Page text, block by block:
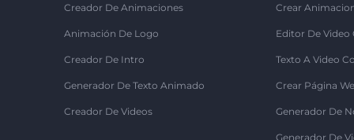
Creador De Animaciones
Animación De Logo
Creador De Intro
Generador De Texto Animado
Creador De Videos
Crear
Editor De Video
Texto A Video
Crear Página
Generador De
Generador De